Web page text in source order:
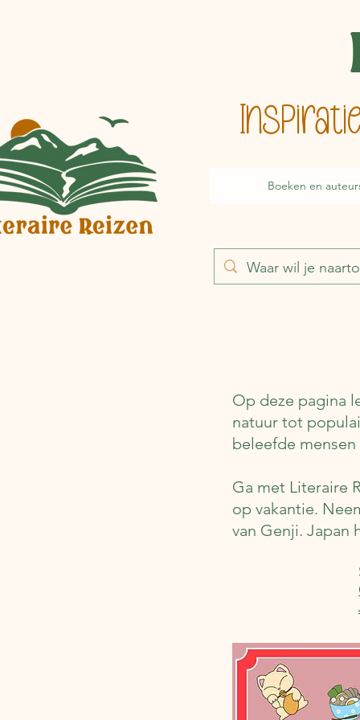
Boeken en
Op deze pagina
natuur tot
beleefde
Ga met Literaire
op vakantie.
van Genji. Japan